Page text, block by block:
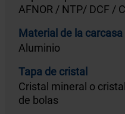
AFNOR / NTP/ DCF /
Material de la carcasa
Aluminio
Tapa de cristal
Cristal mineral o
de bolas